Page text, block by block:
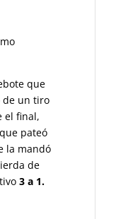
que
de un tiro
el final,
pateó
la mandó
de
3 a 1.